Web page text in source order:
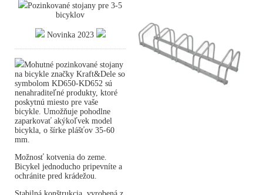
Pozinkované stojany pre 3-5
bicyklov
Novinka 2023
Mohutné pozinkované stojany
na bicykle značky Kraft&Dele so
symbolom KD650-KD652 sú
nenahraditeľné produkty, ktoré
poskytnú miesto pre vaše
bicykle. Umožňuje pohodlne
zaparkovať akýkoľvek model
bicykla, o šírke plášťov 35-60
mm.
Možnosť kotvenia do zeme.
Bicykel jednoducho pripevníte a
ochránite pred krádežou.